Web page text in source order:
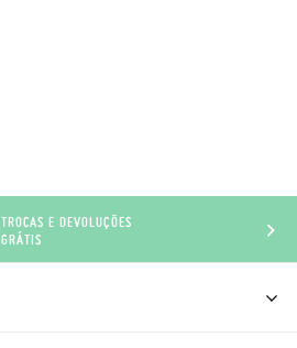
TROCAS E DEVOLUÇÕES
GRÁTIS